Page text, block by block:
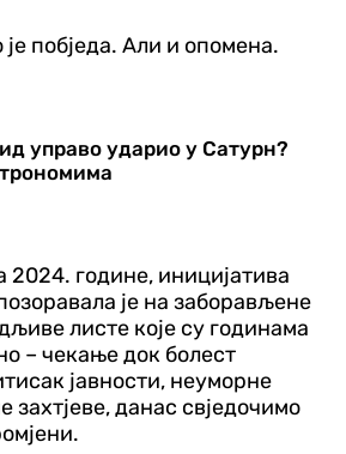
је побједа. Али и опомена.
управо ударио у Сатурн?
године, иницијатива
је на заборављене
листе које су годинама
– чекање док болест
јавности, неуморне
захтјеве, данас свједочимо